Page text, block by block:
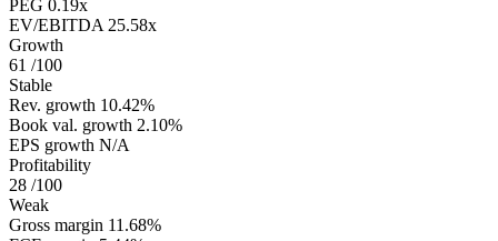
PEG 0.19x
EV/EBITDA 25.58x
Growth
61 /100
Stable
Rev. growth 10.42%
Book val. growth 2.10%
EPS growth N/A
Profitability
28 /100
Weak
Gross margin 11.68%